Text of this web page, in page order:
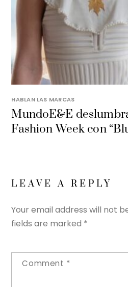
HABLAN LAS MARCAS
MundoE&E
Fashion Week con
LEAVE A REPLY
Your email address will not
fields are marked *
Comment *